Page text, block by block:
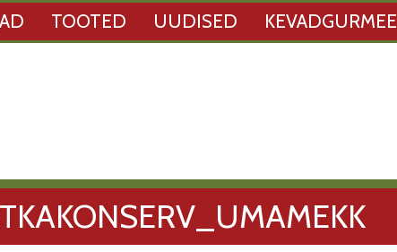
TOOTED UUDISED KEVADGURMEE